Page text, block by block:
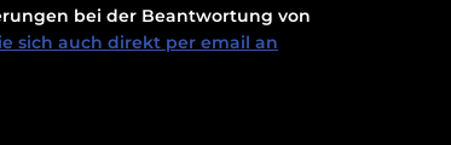
bei der Beantwortung von
sich auch direkt per email an